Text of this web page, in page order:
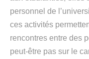
personnel de
ces activités
rencontres entre des
peut-être pas sur le